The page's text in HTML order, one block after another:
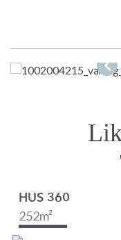
HUS 360
252m²